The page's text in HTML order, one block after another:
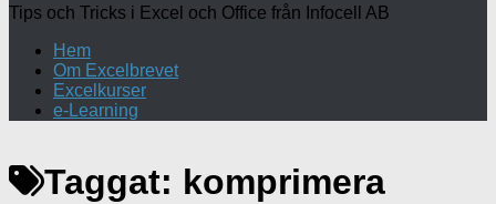
Tips och Tricks i Excel och Office från Infocell AB
Hem
Om Excelbrevet
Excelkurser
e-Learning
Taggat: komprimera